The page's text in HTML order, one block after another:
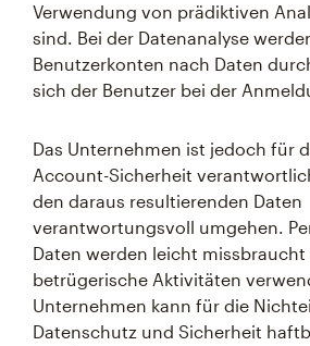
Verwendung von prädiktiven
sind. Bei der Datenanalyse
Benutzerkonten nach Daten
sich der Benutzer bei der
Das Unternehmen ist jedoch für
Account-Sicherheit
den daraus resultierenden Daten
verantwortungsvoll umgehen.
Daten werden leicht
betrügerische Aktivitäten
Unternehmen kann für die
Datenschutz und Sicherheit